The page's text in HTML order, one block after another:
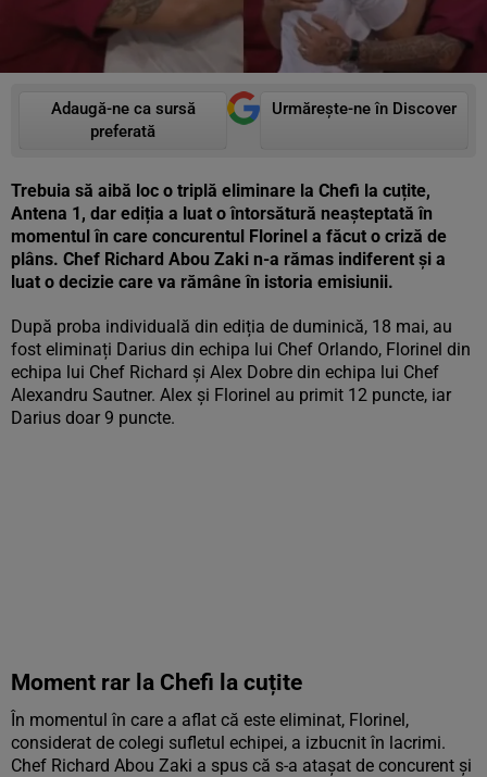
Adaugă-ne ca sursă
preferată
Urmărește-ne în Discover
Trebuia să aibă loc o triplă eliminare la Chefi la cuțite,
Antena 1, dar ediția a luat o întorsătură neașteptată în
momentul în care concurentul Florinel a făcut o criză de
plâns. Chef Richard Abou Zaki n-a rămas indiferent și a
luat o decizie care va rămâne în istoria emisiunii.
După proba individuală din ediția de duminică, 18 mai, au
fost eliminați Darius din echipa lui Chef Orlando, Florinel din
echipa lui Chef Richard și Alex Dobre din echipa lui Chef
Alexandru Sautner. Alex și Florinel au primit 12 puncte, iar
Darius doar 9 puncte.
Moment rar la Chefi la cuțite
În momentul în care a aflat că este eliminat, Florinel,
considerat de colegi sufletul echipei, a izbucnit în lacrimi.
Chef Richard Abou Zaki a spus că s-a atașat de concurent și